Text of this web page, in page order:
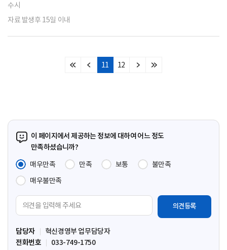
수시
자료 발생후 15일 이내
처
이
11 12
다
마
이 페이지에서 제공하는 정보에 대하여 어느 정도
만족하셨습니까?
매우만족
만족 보통
불만족
매우불만족
견
입
력
담당자
혁신경영부 업무담당자
전화번호
033-749-1750